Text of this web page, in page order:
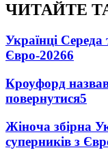
ЧИТАЙТЕ
Українці
Євро-20266
Кроуфорд
повернутися5
Жіноча збірна
суперників з